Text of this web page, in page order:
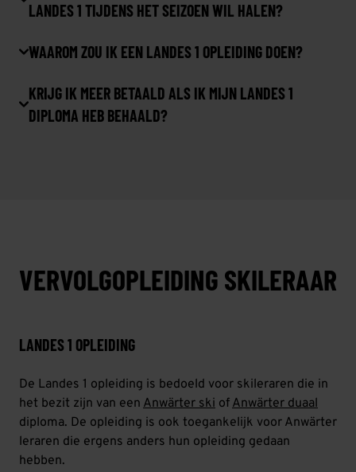
LANDES 1 TIJDENS HET SEIZOEN WIL HALEN?
WAAROM ZOU IK EEN LANDES 1 OPLEIDING DOEN?
KRIJG IK MEER BETAALD ALS IK MIJN LANDES 1
DIPLOMA HEB BEHAALD?
VERVOLGOPLEIDING SKILERAAR
LANDES 1 OPLEIDING
De Landes 1 opleiding is bedoeld voor skileraren die in
het bezit zijn van een Anwärter ski ofAnwärter duaal
diploma. De opleiding is ook toegankelijk voor Anwärter
leraren die ergens anders hun opleiding gedaan
hebben.